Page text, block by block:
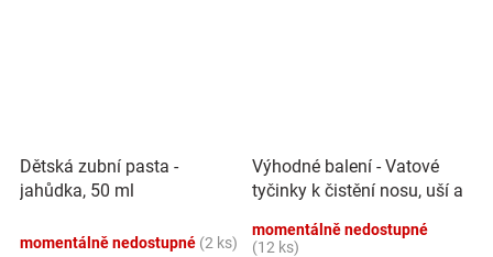
Dětská zubní pasta -
jahůdka, 50 ml
momentálně nedostupné (2 ks)
Výhodné balení - Vatové
tyčinky k čistění nosu, uší a
momentálně nedostupné
(12 ks)